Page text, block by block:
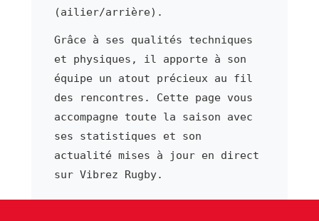
(ailier/arrière).
Grâce à ses qualités techniques
et physiques, il apporte à son
équipe un atout précieux au fil
des rencontres. Cette page vous
accompagne toute la saison avec
ses statistiques et son
actualité mises à jour en direct
sur Vibrez Rugby.